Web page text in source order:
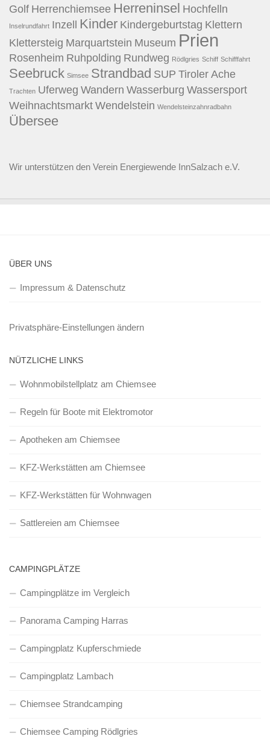
Golf Herrenchiemsee Herreninsel Hochfelln
Inselrundfahrt Inzell Kinder Kindergeburtstag Klettern
Klettersteig Marquartstein Museum Prien
Rosenheim Ruhpolding Rundweg Rödlgries Schiff Schifffahrt
Seebruck Simsee Strandbad SUP Tiroler Ache
Trachten Uferweg Wandern Wasserburg Wassersport
Weihnachtsmarkt Wendelstein Wendelsteinzahnradbahn
Übersee
Wir unterstützen den Verein Energiewende InnSalzach e.V.
ÜBER UNS
Impressum & Datenschutz
Privatsphäre-Einstellungen ändern
NÜTZLICHE LINKS
Wohnmobilstellplatz am Chiemsee
Regeln für Boote mit Elektromotor
Apotheken am Chiemsee
KFZ-Werkstätten am Chiemsee
KFZ-Werkstätten für Wohnwagen
Sattlereien am Chiemsee
CAMPINGPLÄTZE
Campingplätze im Vergleich
Panorama Camping Harras
Campingplatz Kupferschmiede
Campingplatz Lambach
Chiemsee Strandcamping
Chiemsee Camping Rödlgries